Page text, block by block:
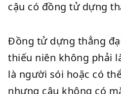
cậu có đồng tử dựng
Đồng tử dựng thẳng
thiếu niên không phải
là người sói hoặc có
nhưng cậu không có